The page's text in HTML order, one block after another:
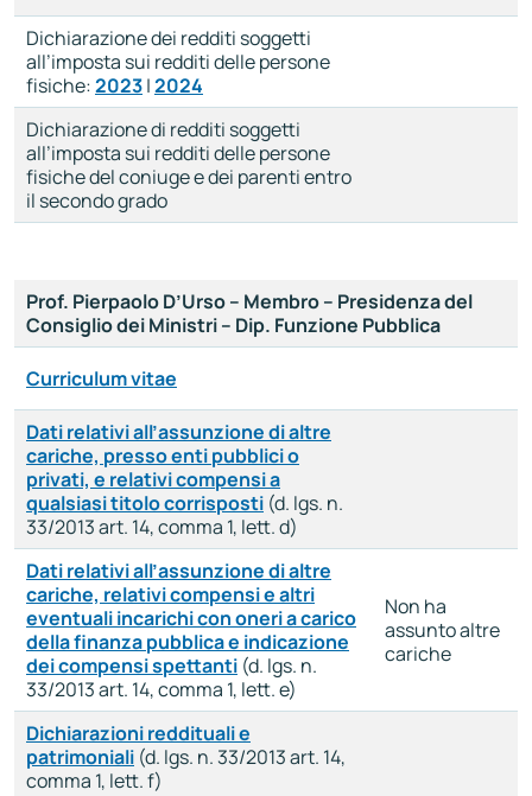
Dichiarazione dei redditi soggetti
all’imposta sui redditi delle persone
fisiche:2023|2024
Dichiarazione di redditi soggetti
all’imposta sui redditi delle persone
fisiche del coniuge e dei parenti entro
il secondo grado
Prof. Pierpaolo D’Urso– Membro – Presidenza del
Consiglio dei Ministri – Dip. Funzione Pubblica
Curriculum vitae
Dati relativi all’assunzione di altre
cariche, presso enti pubblici o
privati, e relativi compensi a
qualsiasi titolo corrisposti (d. lgs. n.
33/2013 art. 14, comma 1, lett. d)
Dati relativi all’assunzione di altre
cariche, relativi compensi e altri
eventuali incarichi con oneri a carico
della finanza pubblica e indicazione
dei compensi spettanti (d. lgs. n.
33/2013 art. 14, comma 1, lett. e)
Non ha
assunto altre
cariche
Dichiarazioni reddituali e
patrimoniali (d. lgs. n. 33/2013 art. 14,
comma 1, lett. f)